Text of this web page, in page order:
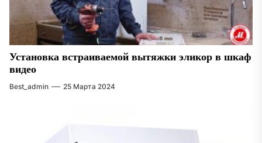
Установка встраиваемой вытяжки эликор в шкаф
видео
Best_admin 25 Марта 2024